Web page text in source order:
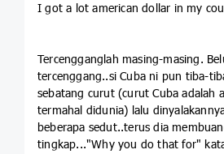
I got a lot american dollar in my
Tercengganglah masing-masing.
tercenggang..si Cuba ni pun tiba-
sebatang curut (curut Cuba adalah
termahal didunia) lalu
beberapa sedut..terus dia
tingkap..."Why you do that for"